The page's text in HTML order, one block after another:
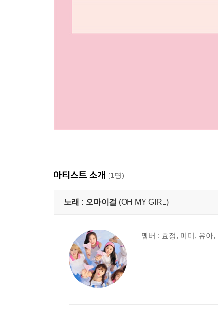
아티스트 소개 (1명)
노래 : 오마이걸 (OH MY GIRL)
멤버 : 효정, 미미, 유아,